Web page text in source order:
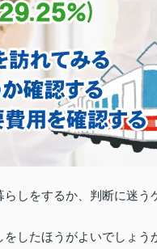
しをするか、判断に迷う
したほうがよいでしょう